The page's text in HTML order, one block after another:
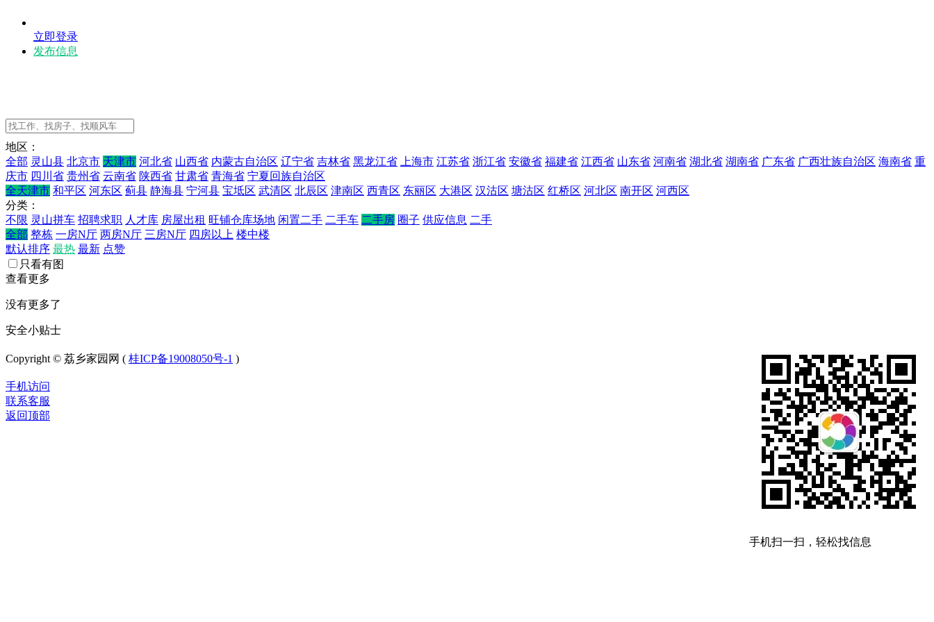
立即登录
发布信息
地区：
全部 灵山县 北京市 天津市 河北省 山西省 内蒙古自治区 辽宁省 吉林省 黑龙江省 上海市 江苏省 浙江省 安徽省 福建省 江西省 山东省 河南省 湖北省 湖南省 广东省 广西壮族自治区 海南省 重
庆市 四川省 贵州省 云南省 陕西省 甘肃省 青海省 宁夏回族自治区
全天津市 和平区 河东区 蓟县 静海县 宁河县 宝坻区 武清区 北辰区 津南区 西青区 东丽区 大港区 汉沽区 塘沽区 红桥区 河北区 南开区 河西区
分类：
不限 灵山拼车 招聘求职 人才库 房屋出租 旺铺仓库场地 闲置二手 二手车 二手房 圈子 供应信息 二手
全部 整栋 一房N厅 两房N厅 三房N厅 四房以上 楼中楼
默认排序 最热 最新 点赞
只看有图
查看更多
没有更多了
安全小贴士
手机扫一扫，轻松找信息
Copyright © 荔乡家园网 ( 桂ICP备19008050号-1 )
手机访问
联系客服
返回顶部